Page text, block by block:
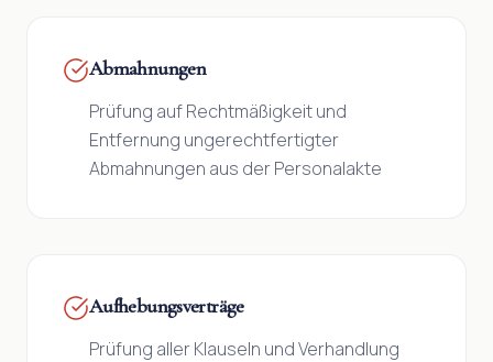
Abmahnungen
Prüfung auf Rechtmäßigkeit und
Entfernung ungerechtfertigter
Abmahnungen aus der Personalakte
Aufhebungsverträge
Prüfung aller Klauseln und Verhandlung